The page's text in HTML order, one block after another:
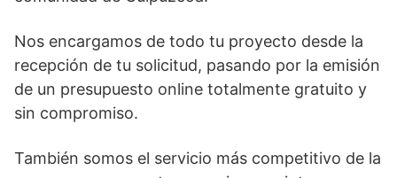
Nos encargamos de todo tu proyecto desde la
recepción de tu solicitud, pasando por la emisión
de un presupuesto online totalmente gratuito y
sin compromiso.
También somos el servicio más competitivo de la